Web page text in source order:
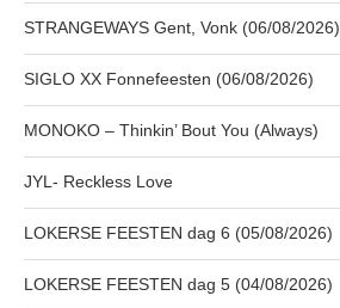
STRANGEWAYS Gent, Vonk (06/08/2026)
SIGLO XX Fonnefeesten (06/08/2026)
MONOKO – Thinkin’ Bout You (Always)
JYL- Reckless Love
LOKERSE FEESTEN dag 6 (05/08/2026)
LOKERSE FEESTEN dag 5 (04/08/2026)